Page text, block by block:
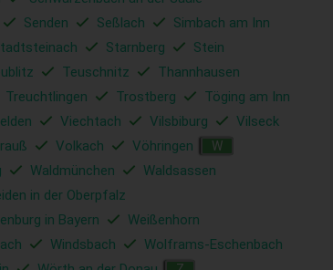
Senden Seßlach
Simbach am Inn
Starnberg
Stein
Teuschnitz
Thannhausen
Treuchtlingen Trostberg Töging am Inn
Viechtach Vilsbiburg
Vilseck
Volkach Vöhringen W
Waldmünchen
Waldsassen
in der Oberpfalz
in Bayern
Weißenhorn
Windsbach
Wolframs-Eschenbach